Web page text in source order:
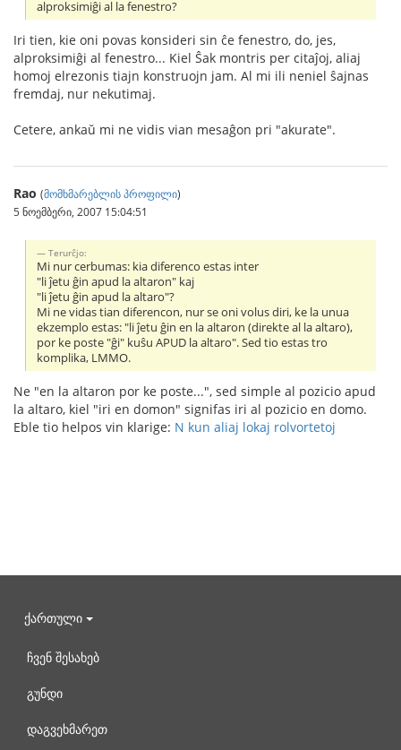
alproksimiĝi al la fenestro?
Iri tien, kie oni povas konsideri sin ĉe fenestro, do, jes,
alproksimiĝi al fenestro... Kiel Ŝak montris per citaĵoj, aliaj
homoj elrezonis tiajn konstruojn jam. Al mi ili neniel ŝajnas
fremdaj, nur nekutimaj.
Cetere, ankaŭ mi ne vidis vian mesaĝon pri "akurate".
Rao (მომხმარებლის პროფილი)
5 ნოემბერი, 2007 15:04:51
Terurĉjo:
Mi nur cerbumas: kia diferenco estas inter
"li ĵetu ĝin apud la altaron" kaj
"li ĵetu ĝin apud la altaro"?
Mi ne vidas tian diferencon, nur se oni volus diri, ke la unua
ekzemplo estas: "li ĵetu ĝin en la altaron (direkte al la altaro),
por ke poste "ĝi" kuŝu APUD la altaro". Sed tio estas tro
komplika, LMMO.
Ne "en la altaron por ke poste...", sed simple al pozicio apud
la altaro, kiel "iri en domon" signifas iri al pozicio en domo.
Eble tio helpos vin klarige: N kun aliaj lokaj rolvortetoj
ქართული
ჩვენ შესახებ
გუნდი
დაგვეხმარეთ